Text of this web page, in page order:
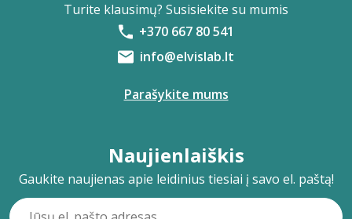
Turite klausimų? Susisiekite su mumis
+370 667 80 541
info@elvislab.lt
Parašykite mums
Naujienlaiškis
Gaukite naujienas apie leidinius tiesiai į savo el. paštą!